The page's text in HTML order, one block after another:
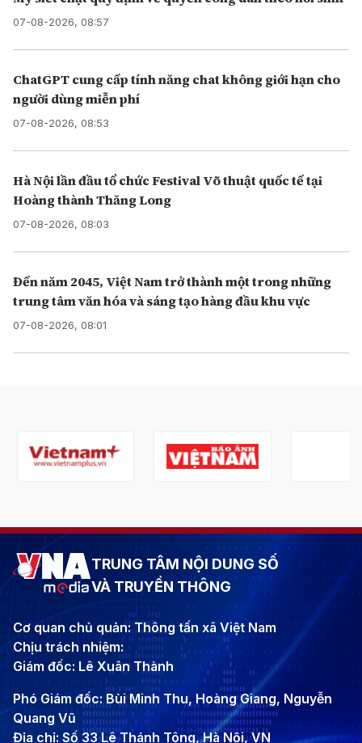
07-08-2026, 08:57
ChatGPT cung cấp tính năng chat không giới hạn cho
người dùng miễn phí
07-08-2026, 08:53
Hà Nội lần đầu tổ chức Festival Võ thuật quốc tế tại
Hoàng thành Thăng Long
07-08-2026, 08:03
Đến năm 2045, Việt Nam trở thành một trong những
trung tâm văn hóa và sáng tạo hàng đầu khu vực
07-08-2026, 08:01
TRUNG TÂM NỘI DUNG SỐ
VÀ TRUYỀN THÔNG
Cơ quan chủ quản: Thông tấn xã Việt Nam
Chịu trách nhiệm:
Giám đốc: Lê Xuân Thành
Phó Giám đốc: Bùi Minh Thu, Hoàng Giang, Nguyễn
Quang Vũ
Địa chỉ: Số 33 Lê Thánh Tông, Hà Nội, VN